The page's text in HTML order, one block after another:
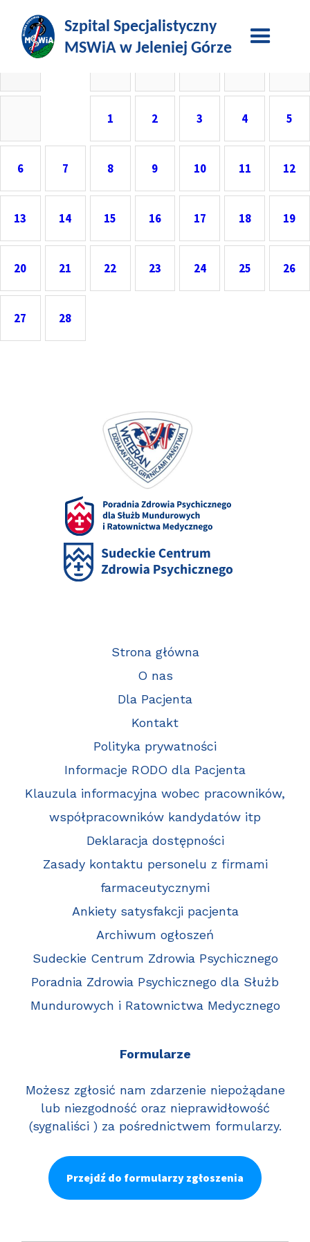
Pt
1 2 3 4 5
6 7 8 9 10 11 12
13 14 15 16 17 18 19
20 21 22 23 24 25 26
27 28
Strona główna
O nas
Dla Pacjenta
Kontakt
Polityka prywatności
Informacje RODO dla Pacjenta
Klauzula informacyjna wobec pracowników,
współpracowników kandydatów itp
Deklaracja dostępności
Zasady kontaktu personelu z firmami
farmaceutycznymi
Ankiety satysfakcji pacjenta
Archiwum ogłoszeń
Sudeckie Centrum Zdrowia Psychicznego
Poradnia Zdrowia Psychicznego dla Służb
Mundurowych i Ratownictwa Medycznego
Formularze
Możesz zgłosić nam zdarzenie niepożądane
lub niezgodność oraz nieprawidłowość
(sygnaliści ) za pośrednictwem formularzy.
Przejdź do formularzy zgłoszenia